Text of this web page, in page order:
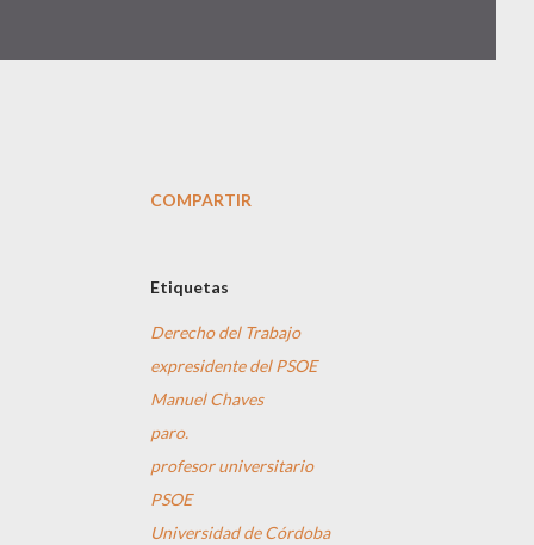
COMPARTIR
Etiquetas
Derecho del Trabajo
expresidente del PSOE
Manuel Chaves
paro.
profesor universitario
PSOE
Universidad de Córdoba